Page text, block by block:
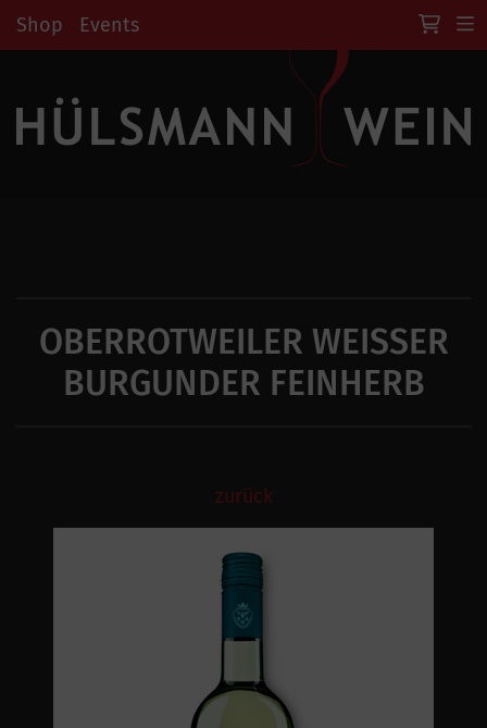
Shop Events
OBERROTWEILER WEISSER
BURGUNDER FEINHERB
zurück